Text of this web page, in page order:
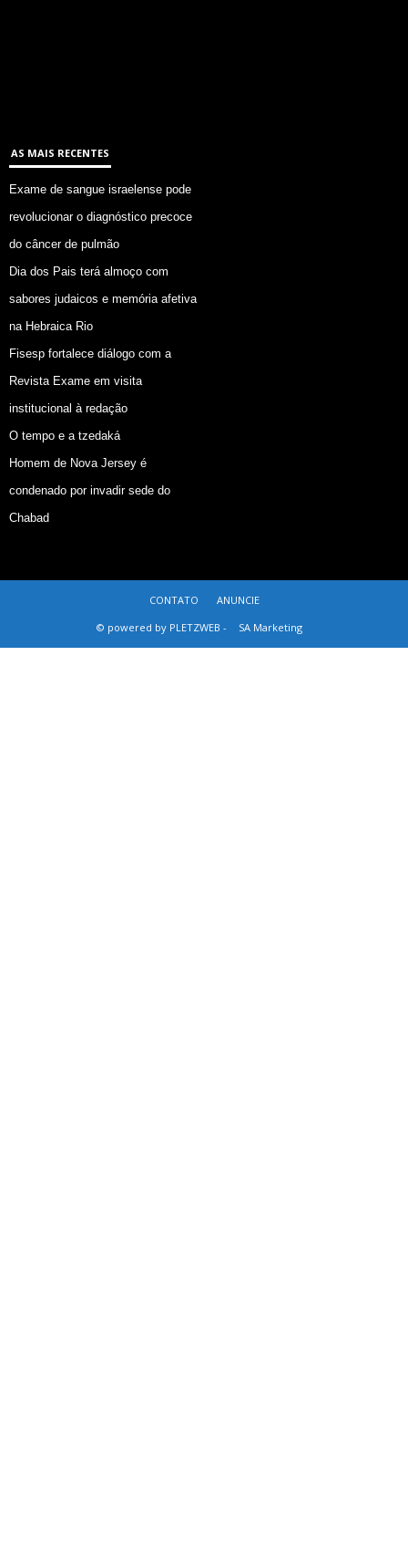
AS MAIS RECENTES
Exame de sangue israelense pode
revolucionar o diagnóstico precoce
do câncer de pulmão
Dia dos Pais terá almoço com
sabores judaicos e memória afetiva
na Hebraica Rio
Fisesp fortalece diálogo com a
Revista Exame em visita
institucional à redação
O tempo e a tzedaká
Homem de Nova Jersey é
condenado por invadir sede do
Chabad
CONTATO
ANUNCIE
© powered by PLETZWEB -
SA Marketing